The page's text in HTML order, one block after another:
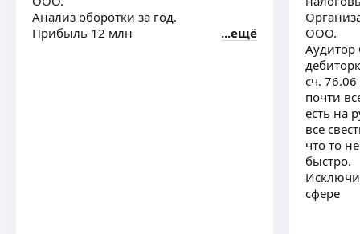
Анализ оборотки за год.
Прибыль 12 млн
ещё
ООО.
Аудитор
сч.
почти
есть на
все
что то
быстро.
сфере